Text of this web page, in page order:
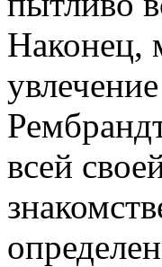
Наконец,
всей